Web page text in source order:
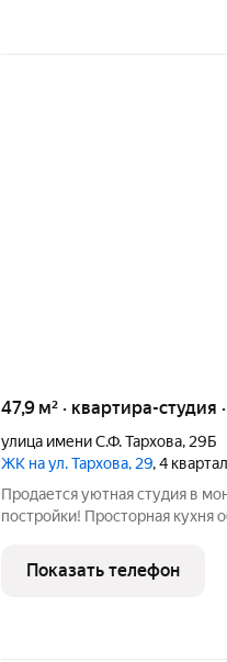
47,9 м² · квартира-студия
улица имени С.Ф. Тархова, 29Б
ЖК на ул. Тархова, 29, 4
Продается уютная студия в
постройки! Просторная кухня оборудована всей необходимой
комфортным и удобным. В квартире установлен кондиционер,
обеспечивающий
Показать телефон